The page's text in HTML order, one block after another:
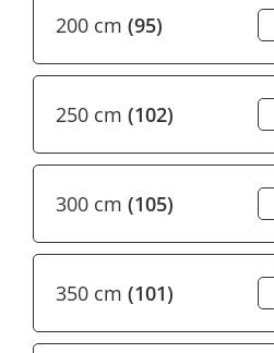
200 cm (95)
250 cm (102)
300 cm (105)
350 cm (101)